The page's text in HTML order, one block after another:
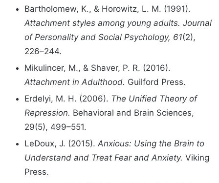
Bartholomew, K., & Horowitz, L. M. (1991).
Attachment styles among young adults. Journal
of Personality and Social Psychology, 61(2),
226–244.
Mikulincer, M., & Shaver, P. R. (2016).
Attachment in Adulthood. Guilford Press.
Erdelyi, M. H. (2006). The Unified Theory of
Repression. Behavioral and Brain Sciences,
29(5), 499–551.
LeDoux, J. (2015). Anxious: Using the Brain to
Understand and Treat Fear and Anxiety. Viking
Press.